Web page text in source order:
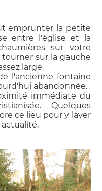
emprunter la petite
entre l'église et la
sur votre
sur la gauche
large.
l'ancienne fontaine
abandonnée.
immédiate du
Quelques
ce lieu pour y laver